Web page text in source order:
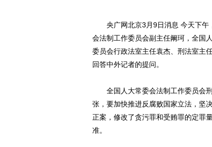
央广网北京3月9日消息 今天下午
会法制工作委员会副主任阚珂，全国
委员会行政法室主任袁杰、刑法室主
回答中外记者的提问。
全国人大常委会法制工作委员会刑
张，要加快推进反腐败国家立法，坚
正案，修改了贪污罪和受贿罪的定罪
准。